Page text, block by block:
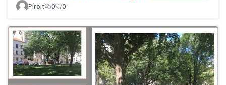
Piroit
0 0